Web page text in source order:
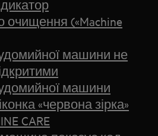
очищення («Machine
машини не
машини
«червона зірка»
CARE